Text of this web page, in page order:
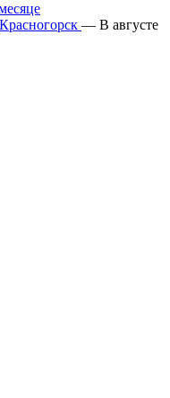
Красногорск — В августе